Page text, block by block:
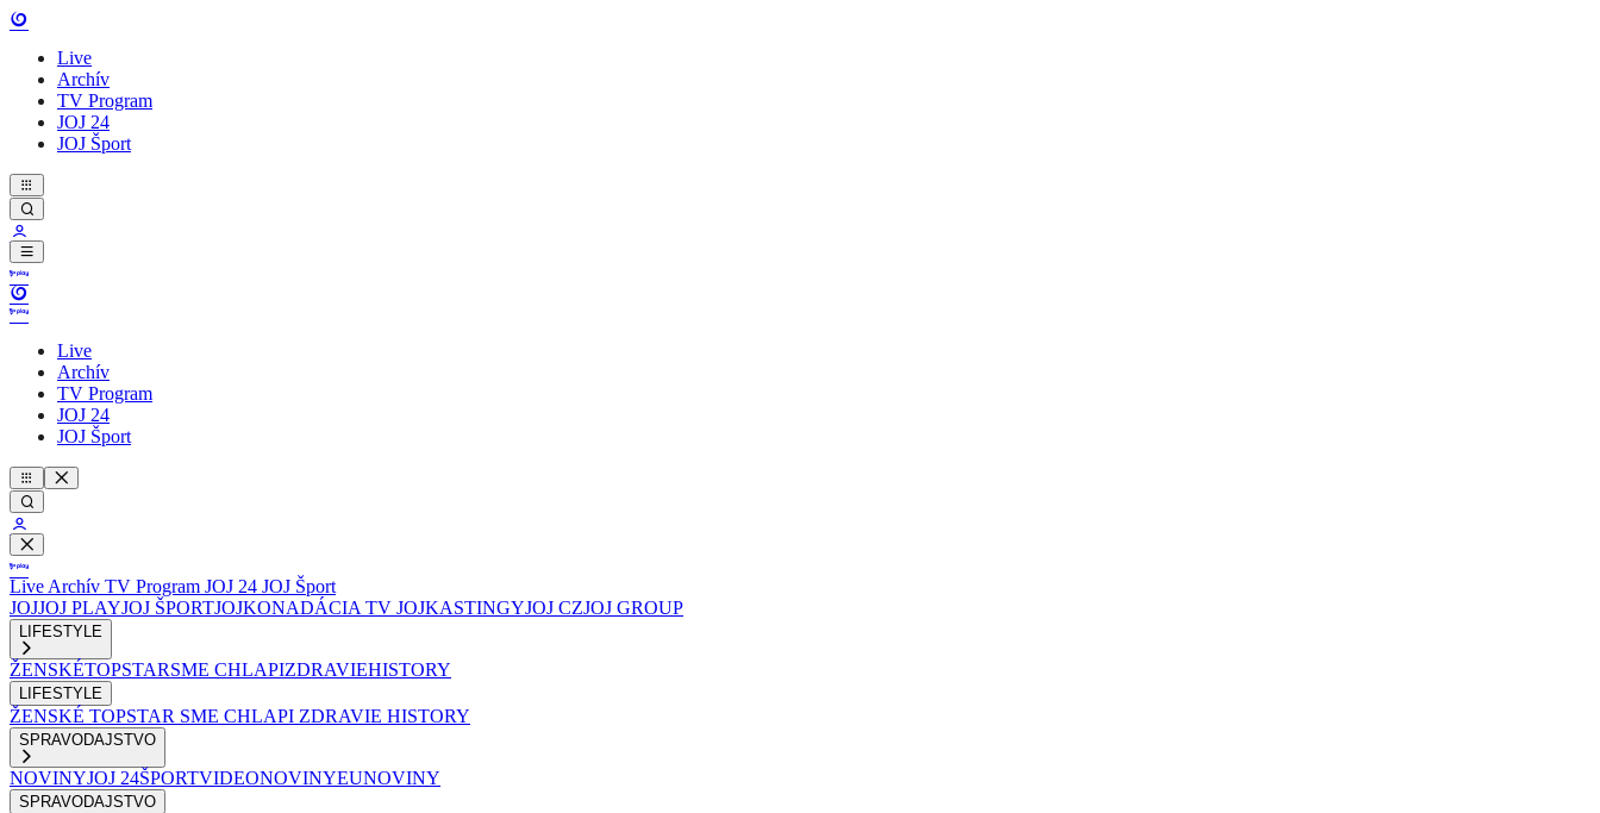
Live
Archív
TV Program
JOJ 24
JOJ Šport
Live
Archív
TV Program
JOJ 24
JOJ Šport
Live Archív TV Program JOJ 24 JOJ Šport
JOJJOJ PLAYJOJ ŠPORTJOJKONADÁCIA TV JOJKASTINGYJOJ CZJOJ GROUP
LIFESTYLE
ŽENSKÉTOPSTARSME CHLAPIZDRAVIEHISTORY
LIFESTYLE
ŽENSKÉ TOPSTAR SME CHLAPI ZDRAVIE HISTORY
SPRAVODAJSTVO
NOVINYJOJ 24ŠPORTVIDEONOVINYEUNOVINY
SPRAVODAJSTVO